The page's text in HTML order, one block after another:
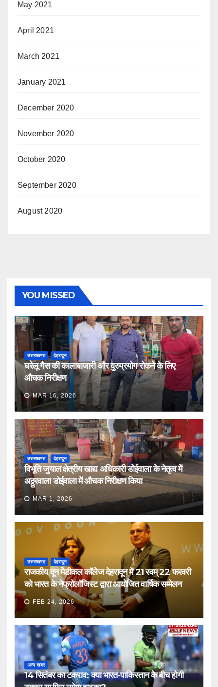
May 2021
April 2021
March 2021
January 2021
December 2020
November 2020
October 2020
September 2020
August 2020
YOU MISSED
उत्तराखण्ड देहरादून
घरेलू गैस की कालाबाजारी और दुरुप्रयोग रोकने के लिए
औचक निरीक्षण
MAR 16, 2026
उत्तराखण्ड देहरादून
विभूति जुयाल क्षेत्रीय खाद्य अधिकारी डोईवाला के नेतृत्व में
अठ्ठुरवाला डोईवाला में औचक निरीक्षण किया
MAR 1, 2026
उत्तराखण्ड देहरादून
राजकीय दून मेडीकल कॉलेज देहरादून में 21 स्वम् 22 फरवरी
को भारत के नेफ्रोलॉजिस्ट द्वारा आयोजित वार्षिक सम्मेलन
FEB 24, 2026
अन्य खबर
14 सितंबर का टकराव: क्या भारत-पाकिस्तान के बीच होगी